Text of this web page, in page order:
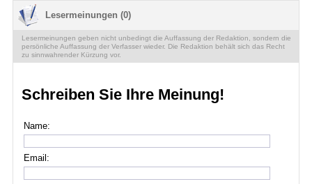
Lesermeinungen (0)
Lesermeinungen geben nicht unbedingt die Auffassung der Redaktion, sondern die
persönliche Auffassung der Verfasser wieder. Die Redaktion behält sich das Recht
zu sinnwahrender Kürzung vor.
Schreiben Sie Ihre Meinung!
Name:
Email: